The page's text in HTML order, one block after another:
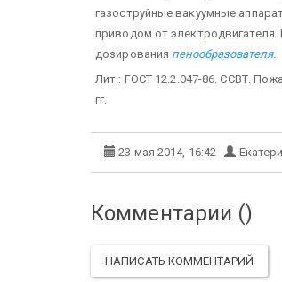
газоструйные вакуумные
приводом от
дозирования пенообразователя.
Лит.: ГОСТ 12.2.047-86. ССВТ.
гг.
23 мая 2014, 16:42
Комментарии ()
НАПИСАТЬ КОММЕНТАРИЙ